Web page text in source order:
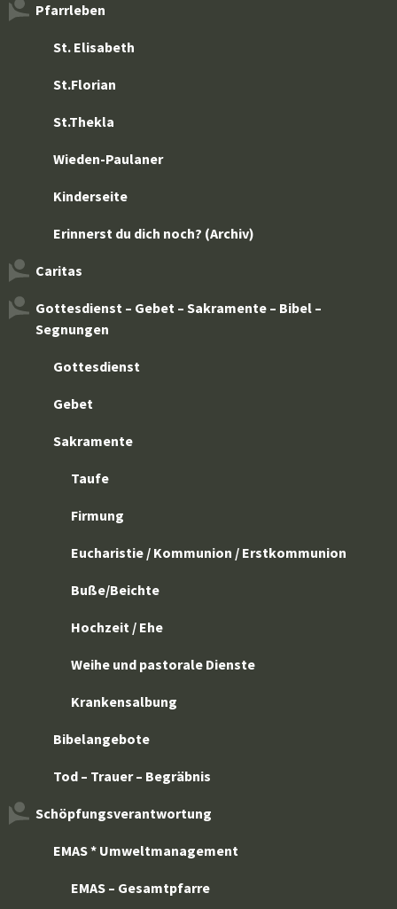
Pfarrleben
St. Elisabeth
St.Florian
St.Thekla
Wieden-Paulaner
Kinderseite
Erinnerst du dich noch? (Archiv)
Caritas
Gottesdienst – Gebet – Sakramente – Bibel –
Segnungen
Gottesdienst
Gebet
Sakramente
Taufe
Firmung
Eucharistie / Kommunion / Erstkommunion
Buße/Beichte
Hochzeit / Ehe
Weihe und pastorale Dienste
Krankensalbung
Bibelangebote
Tod – Trauer – Begräbnis
Schöpfungsverantwortung
EMAS * Umweltmanagement
EMAS – Gesamtpfarre